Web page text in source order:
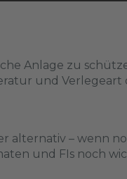
Anlage zu
und Verlegeart
alternativ – wenn
und FIs noch